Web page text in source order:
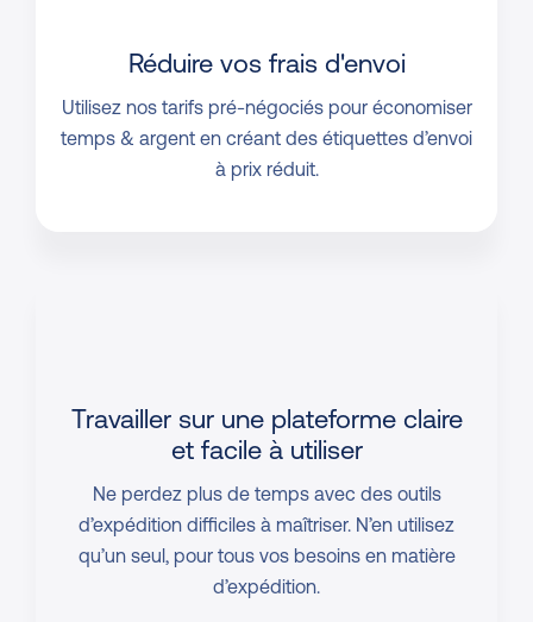
Réduire vos frais d'envoi
Utilisez nos tarifs pré-négociés pour économiser
temps & argent en créant des étiquettes d’envoi
à prix réduit.
Travailler sur une plateformeclaire
et facile à utiliser
Ne perdez plus de temps avec des outils
d’expédition difficiles à maîtriser. N’en utilisez
qu’un seul, pour tous vos besoins en matière
d’expédition.